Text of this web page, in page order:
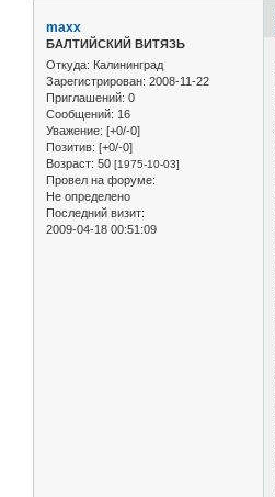
maxx
БАЛТИЙСКИЙ ВИТЯЗЬ
Откуда: Калининград
Зарегистрирован: 2008-11-22
Приглашений: 0
Сообщений: 16
Уважение: [+0/-0]
Позитив: [+0/-0]
Возраст: 50 [1975-10-03]
Провел на форуме:
Не определено
Последний визит:
2009-04-18 00:51:09